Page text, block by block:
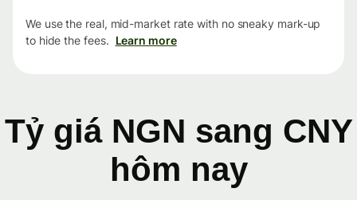
We use the real, mid-market rate with no sneaky mark-up
to hide the fees. Learn more
Tỷ giá NGN sang CNY
hôm nay